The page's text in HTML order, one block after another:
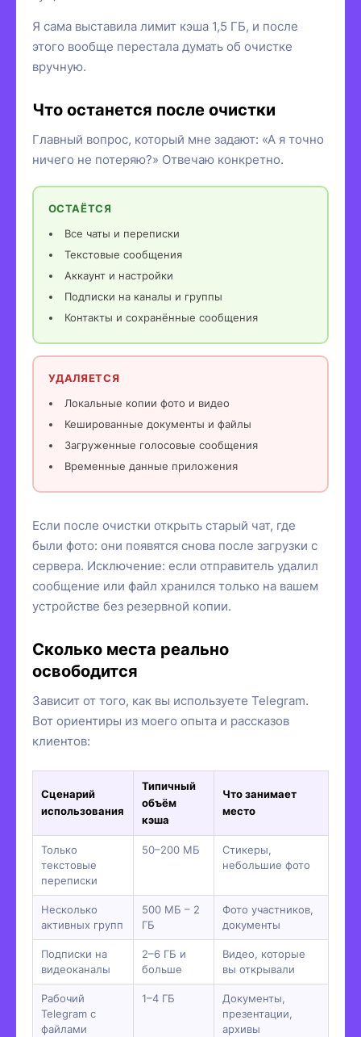
Я сама выставила лимит кэша 1,5 ГБ, и после
этого вообще перестала думать об очистке
вручную.
Что останется после очистки
Главный вопрос, который мне задают: «А я точно
ничего не потеряю?» Отвечаю конкретно.
ОСТАЁТСЯ
Все чаты и переписки
Текстовые сообщения
Аккаунт и настройки
Подписки на каналы и группы
Контакты и сохранённые сообщения
УДАЛЯЕТСЯ
Локальные копии фото и видео
Кешированные документы и файлы
Загруженные голосовые сообщения
Временные данные приложения
Если после очистки открыть старый чат, где
были фото: они появятся снова после загрузки с
сервера. Исключение: если отправитель удалил
сообщение или файл хранился только на вашем
устройстве без резервной копии.
Сколько места реально
освободится
Зависит от того, как вы используете Telegram.
Вот ориентиры из моего опыта и рассказов
клиентов:
Сценарий
использования
Типичный
объём
кэша
Что занимает
место
Только
текстовые
переписки
50–200 МБ
Стикеры,
небольшие фото
Несколько
активных групп
500 МБ – 2
ГБ
Фото участников,
документы
Подписки на
видеоканалы
2–6 ГБ и
больше
Видео, которые
вы открывали
Рабочий
Telegram с
файлами
1–4 ГБ
Документы,
презентации,
архивы